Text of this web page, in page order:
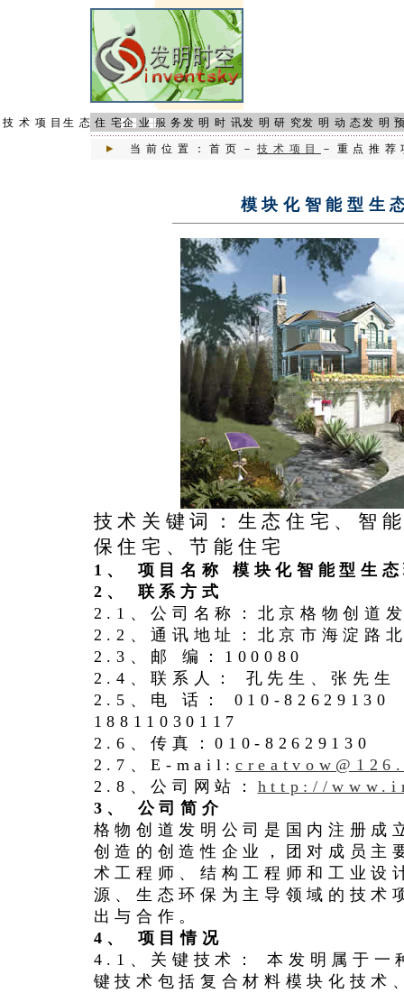
术项目生态住宅企业服务发明时讯发明研究发明动态发明
当前位置：首页－技术项目 －重点推荐
模块化智能型生
技术关键词：生态住宅、智
保住宅、节能住宅
1、 项目名称 模块化智能型生
2、 联系方式
2.1、公司名称：北京格物创道
2.2、通讯地址：北京市海淀路
2.3、邮 编：100080
2.4、联系人： 孔先生、张先生
2.5、电 话： 010-
18811030117
2.6、传真：010-82629130
2.7、E-mail:
2.8、公司网站： http://
3、 公司简介
格物创道发明公司是国内注册成
创造的创造性企业，团对成员主
术工程师、结构工程师和工业设
源、生态环保为主导领域的技术
出与合作。
4、 项目情况
4.1、关键技术： 本发明属于一
键技术包括复合材料模块化技术